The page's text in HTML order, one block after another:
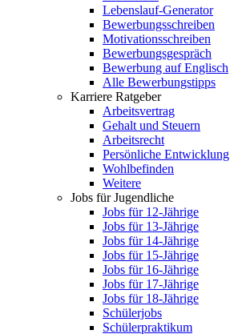
Lebenslauf-Generator
Bewerbungsschreiben
Motivationsschreiben
Bewerbungsgespräch
Bewerbung auf Englisch
Alle Bewerbungstipps
Karriere Ratgeber
Arbeitsvertrag
Gehalt und Steuern
Arbeitsrecht
Persönliche Entwicklung
Wohlbefinden
Weitere
Jobs für Jugendliche
Jobs für 12-Jährige
Jobs für 13-Jährige
Jobs für 14-Jährige
Jobs für 15-Jährige
Jobs für 16-Jährige
Jobs für 17-Jährige
Jobs für 18-Jährige
Schülerjobs
Schülerpraktikum